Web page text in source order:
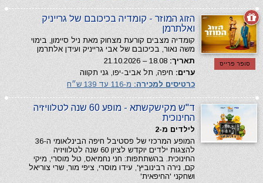
סופר פרייס
הזוג המוזר - קומדיה בכיכובם של גרייניק
ואלתרמן
קומדיה מצבים קורעת מצחוק מאת ניל סיימון, בימוי
משה נאור, בכיכובם של אבי גרייניק ועידן אלתרמן
תאריך:
ערים: חיפה, תל אביב-יפו, גני תקווה
כרטיסים למכירה: מ-116 עד 139 ש״ח
ד"ש מקישקשתא - מופע 60 שנה לטלוויזיה
החינוכית
לילדים מ-2
המופע המרכזי של פסטיבל חיפה הבינלאומי ה-36
להצגות ילדים יוקדש לציון 60 שנה לטלוויזיה
החינוכית. בהשתתפות: חני נחמיאס, טל מוסרי, מיקי
קם, נירה רבינוביץ', עידו מוסרי, ציפי מור, שרי צוריאל
ושחקני 'החיפאית'